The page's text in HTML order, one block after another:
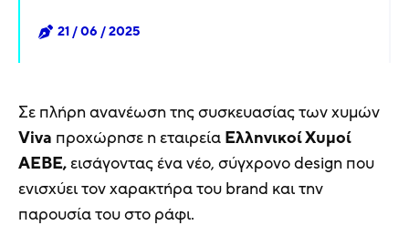
21 / 06 / 2025
Σε πλήρη ανανέωση της συσκευασίας των χυμών
Viva προχώρησε η εταιρεία Ελληνικοί Χυμοί
ΑΕΒΕ,εισάγοντας ένα νέο, σύγχρονο design που
ενισχύει τον χαρακτήρα του brand και την
παρουσία του στο ράφι.